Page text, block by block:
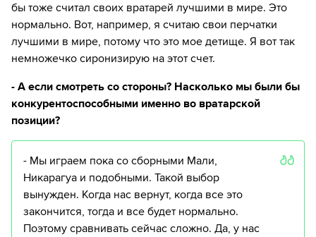
бы тоже считал своих вратарей лучшими в мире. Это
нормально. Вот, например, я считаю свои перчатки
лучшими в мире, потому что это мое детище. Я вот так
немножечко сиронизирую на этот счет.
- А если смотреть со стороны? Насколько мы были бы
конкурентоспособными именно во вратарской
позиции?
- Мы играем пока со сборными Мали,
Никарагуа и подобными. Такой выбор
вынужден. Когда нас вернут, когда все это
закончится, тогда и все будет нормально.
Поэтому сравнивать сейчас сложно. Да, у нас